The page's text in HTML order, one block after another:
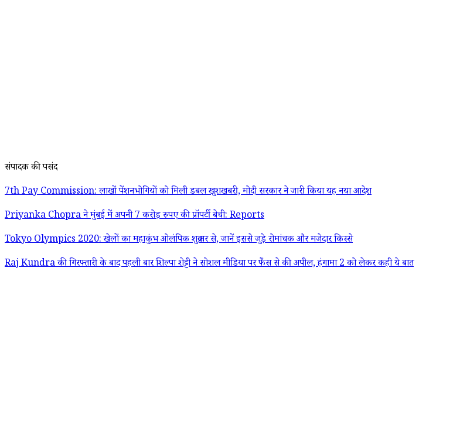
संपादक की पसंद
7th Pay Commission: लाखों पेंशनभोगियों को मिली डबल खुशखबरी, मोदी सरकार ने जारी किया यह नया आदेश
Priyanka Chopra ने मुंबई में अपनी 7 करोड़ रुपए की प्रॉपर्टी बेची: Reports
Tokyo Olympics 2020: खेलों का महाकुंभ ओलंपिक शुक्रवार से, जानें इससे जुड़े रोमांचक और मजेदार किस्से
Raj Kundra की गिरफ्तारी के बाद पहली बार शिल्पा शेट्टी ने सोशल मीडिया पर फैंस से की अपील, हंगामा 2 को लेकर कही ये बात